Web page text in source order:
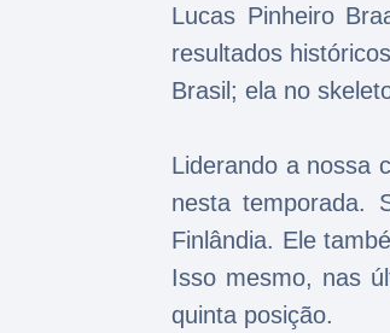
Lucas Pinheiro
resultados
Brasil; ela no
Liderando a nossa
nesta temporada.
Finlândia. Ele
Isso mesmo, nas
quinta posição.